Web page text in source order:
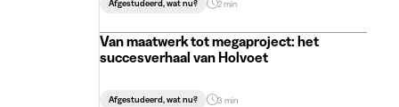
Afgestudeerd, wat nu? 2 min
Van maatwerk tot megaproject: het
succesverhaal van Holvoet
Afgestudeerd, wat nu? 3 min